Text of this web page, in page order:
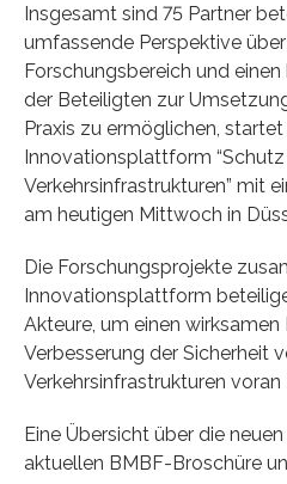
Insgesamt sind 75 Partner
umfassende Perspektive
Forschungsbereich und
der Beteiligten zur
Praxis zu ermöglichen,
Innovationsplattform
Verkehrsinfrastrukturen” mit
am heutigen Mittwoch in
Die Forschungsprojekte
Innovationsplattform
Akteure, um einen
Verbesserung der Sicherheit
Verkehrsinfrastrukturen voran
Eine Übersicht über die
aktuellen BMBF-Broschüre